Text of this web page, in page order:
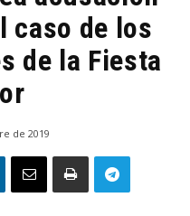
caso de los
de la Fiesta
de 2019